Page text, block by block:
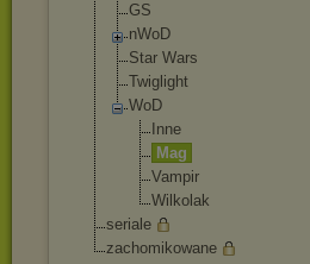
GS
nWoD
Star Wars
Twiglight
WoD
Inne
Mag
Vampir
Wilkolak
seriale
zachomikowane